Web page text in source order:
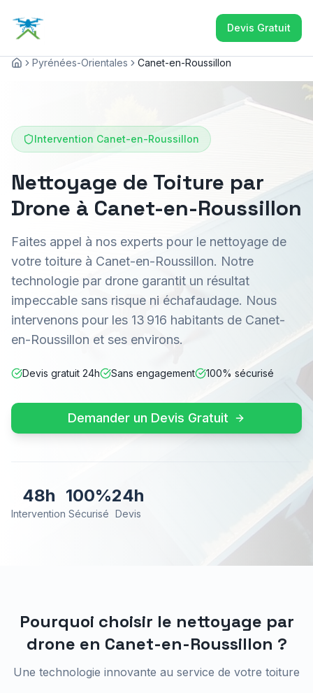
Devis Gratuit
AccueilPyrénées-Orientales Canet-en-Roussillon
Intervention Canet-en-Roussillon
Nettoyage de Toiture par
Drone à Canet-en-Roussillon
Faites appel à nos experts pour le nettoyage de
votre toiture à Canet-en-Roussillon. Notre
technologie par drone garantit un résultat
impeccable sans risque ni échafaudage. Nous
intervenons pour les 13 916 habitants de Canet-
en-Roussillon et ses environs.
Devis gratuit 24h Sans engagement 100% sécurisé
Demander un Devis Gratuit
48h
Intervention
100%
Sécurisé
24h
Devis
Pourquoi choisir le nettoyage par
drone en Canet-en-Roussillon ?
Une technologie innovante au service de votre toiture